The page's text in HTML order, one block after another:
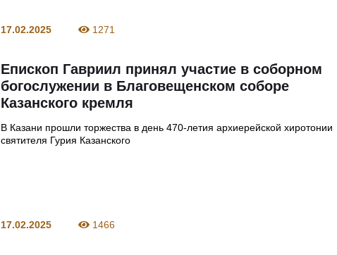
17.02.2025 1271
Епископ Гавриил принял участие в соборном
богослужении в Благовещенском соборе
Казанского кремля
В Казани прошли торжества в день 470-летия архиерейской хиротонии
святителя Гурия Казанского
17.02.2025 1466